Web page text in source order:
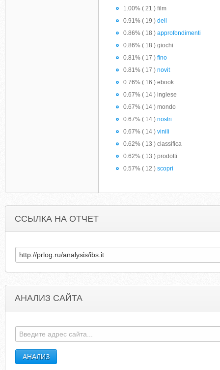
1.00% ( 21 ) film
0.91% ( 19 ) dell
0.86% ( 18 ) approfondimenti
0.86% ( 18 ) giochi
0.81% ( 17 ) fino
0.81% ( 17 ) novit
0.76% ( 16 ) ebook
0.67% ( 14 ) inglese
0.67% ( 14 ) mondo
0.67% ( 14 ) nostri
0.67% ( 14 ) vinili
0.62% ( 13 ) classifica
0.62% ( 13 ) prodotti
0.57% ( 12 ) scopri
ССЫЛКА НА ОТЧЕТ
АНАЛИЗ САЙТА